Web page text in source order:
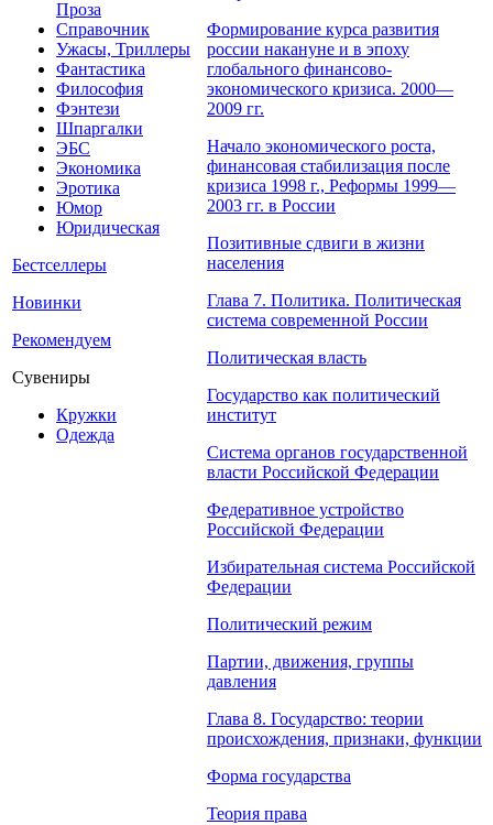
Проза
Справочник
Ужасы, Триллеры
Фантастика
Философия
Фэнтези
Шпаргалки
ЭБС
Экономика
Эротика
Юмор
Юридическая
Бестселлеры
Новинки
Рекомендуем
Сувениры
Кружки
Одежда
Формирование курса развития
россии накануне и в эпоху
глобального финансово-
экономического кризиса. 2000—
2009 гг.
Начало экономического роста,
финансовая стабилизация после
кризиса 1998 г., Реформы 1999—
2003 гг. в России
Позитивные сдвиги в жизни
населения
Глава 7. Политика. Политическая
система современной России
Политическая власть
Государство как политический
институт
Система органов государственной
власти Российской Федерации
Федеративное устройство
Российской Федерации
Избирательная система Российской
Федерации
Политический режим
Партии, движения, группы
давления
Глава 8. Государство: теории
происхождения, признаки, функции
Форма государства
Теория права